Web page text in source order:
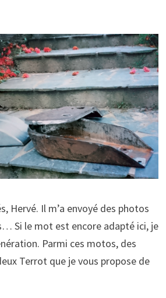
Hervé. Il m’a envoyé des photos
Si le mot est encore adapté ici, je
Parmi ces motos, des
Terrot que je vous propose de